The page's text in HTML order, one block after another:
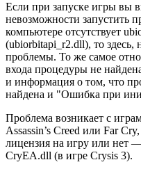
Если при запуске игры вы
невозможности запустить
компьютере отсутствует
(ubiorbitapi_r2.dll), то здесь,
проблемы. То же самое
входа процедуры не
и информация о том, что
найдена и "Ошибка при
Проблема возникает с
Assassin’s Creed или Far
лицензия на игру или нет
CryEA.dll (в игре Crysis 3).